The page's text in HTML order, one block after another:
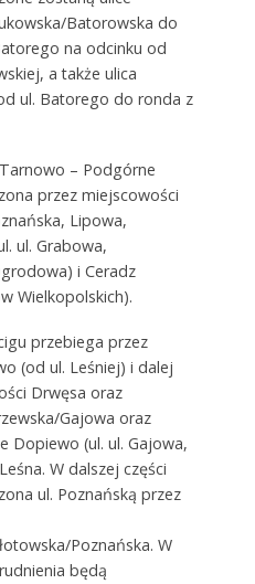
Batorowska do
na odcinku od
a także ulica
ul. Batorego do ronda z
– Podgórne
przez miejscowości
Lipowa,
ul. Grabowa,
i Ceradz
Wielkopolskich).
przebiega przez
(od ul. Leśniej) i dalej
Drwęsa oraz
Gajowa oraz
Dopiewo (ul. ul. Gajowa,
W dalszej części
ul. Poznańską przez
Poznańska. W
będą